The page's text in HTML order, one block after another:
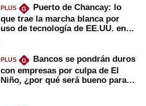
PLUS G
Puerto de Chancay: lo
que trae la marcha blanca por
uso de tecnología de EE.UU. en
PLUS G
Bancos se pondrán duros
con empresas por culpa de El
Niño, ¿por qué será bueno para